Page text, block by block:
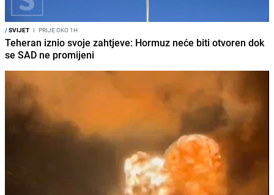
/SVIJET I PRIJE OKO 1H
Teheran iznio svoje zahtjeve: Hormuz neće biti otvoren dok
se SAD ne promijeni